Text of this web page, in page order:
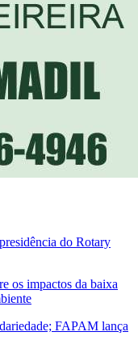
do Rotary
os impactos da baixa
FAPAM lança